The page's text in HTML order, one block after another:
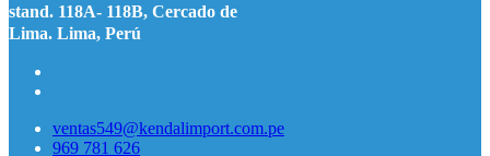
stand. 118A- 118B, Cercado de
Lima. Lima, Perú
ventas549@kendalimport.com.pe
969 781 626